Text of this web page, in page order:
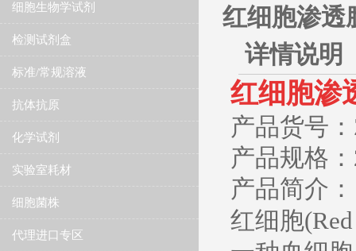
细胞生物学试剂
检测试剂盒
标准/常规溶液
抗体抗原
化学试剂
实验室耗材
细胞菌株
代理进口专区
红细胞渗透
详情说明
红细胞渗
产品货号
产品规格
产品简介：
红细胞